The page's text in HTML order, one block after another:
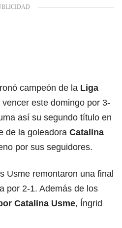
campeón de la Liga
vencer este domingo por 3-
así su segundo título en
de la goleadora Catalina
por sus seguidores.
Usme remontaron una final
por 2-1. Además de los
Catalina Usme, Íngrid